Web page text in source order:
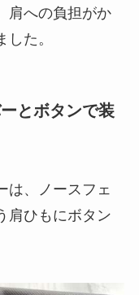
肩への負担がか
た。
とボタンで装
は、ノースフェ
肩ひもにボタン